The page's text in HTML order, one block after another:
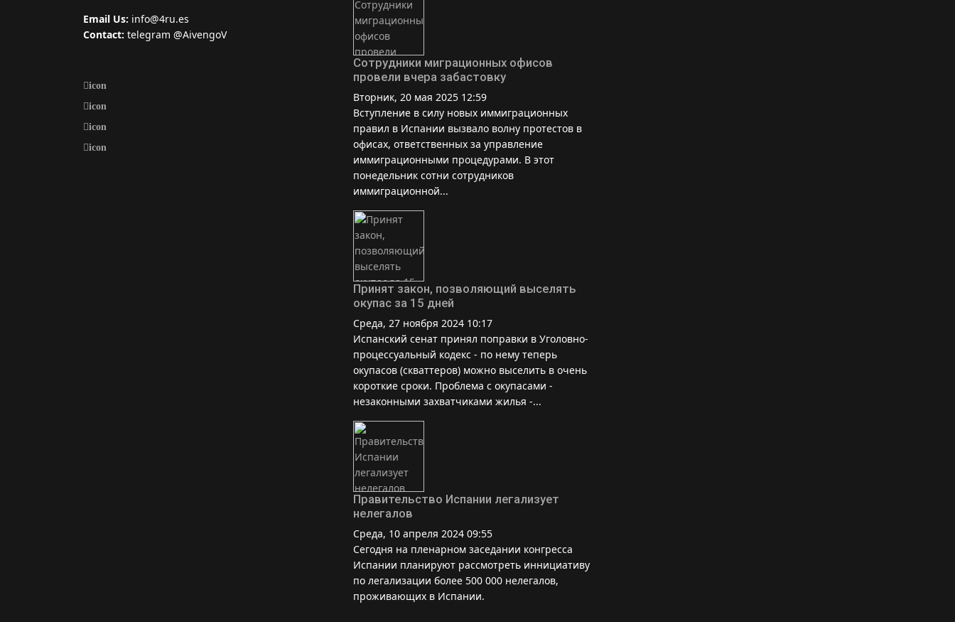
Email Us: info@4ru.es
Contact: telegram @AivengoV
icon
icon
icon
icon
Сотрудники миграционных офисов
провели вчера забастовку
Вторник, 20 мая 2025 12:59
Вступление в силу новых иммиграционных
правил в Испании вызвало волну протестов в
офисах, ответственных за управление
иммиграционными процедурами. В этот
понедельник сотни сотрудников
иммиграционной...
Принят закон, позволяющий выселять
окупас за 15 дней
Среда, 27 ноября 2024 10:17
Испанский сенат принял поправки в Уголовно-
процессуальный кодекс - по нему теперь
окупасов (скваттеров) можно выселить в очень
короткие сроки. Проблема с окупасами -
незаконными захватчиками жилья -...
Правительство Испании легализует
нелегалов
Среда, 10 апреля 2024 09:55
Сегодня на пленарном заседании конгресса
Испании планируют рассмотреть иннициативу
по легализации более 500 000 нелегалов,
проживающих в Испании.